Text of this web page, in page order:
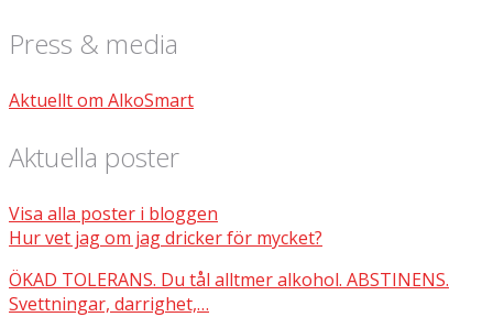
Press & media
Aktuellt om AlkoSmart
Aktuella poster
Visa alla poster i bloggen
Hur vet jag om jag dricker för mycket?
ÖKAD TOLERANS. Du tål alltmer alkohol. ABSTINENS.
Svettningar, darrighet,…